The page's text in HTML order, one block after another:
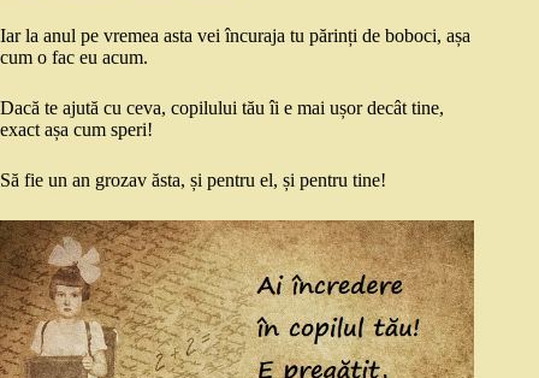
Iar la anul pe vremea asta vei încuraja tu părinți de boboci, așa
cum o fac eu acum.
Dacă te ajută cu ceva, copilului tău îi e mai ușor decât tine,
exact așa cum speri!
Să fie un an grozav ăsta, și pentru el, și pentru tine!